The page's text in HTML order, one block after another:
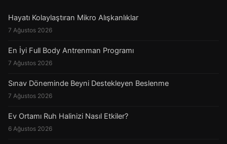
Hayatı Kolaylaştıran Mikro Alışkanlıklar
7 Ağustos 2026
En İyi Full Body Antrenman Programı
7 Ağustos 2026
Sınav Döneminde Beyni Destekleyen Beslenme
7 Ağustos 2026
Ev Ortamı Ruh Halinizi Nasıl Etkiler?
6 Ağustos 2026